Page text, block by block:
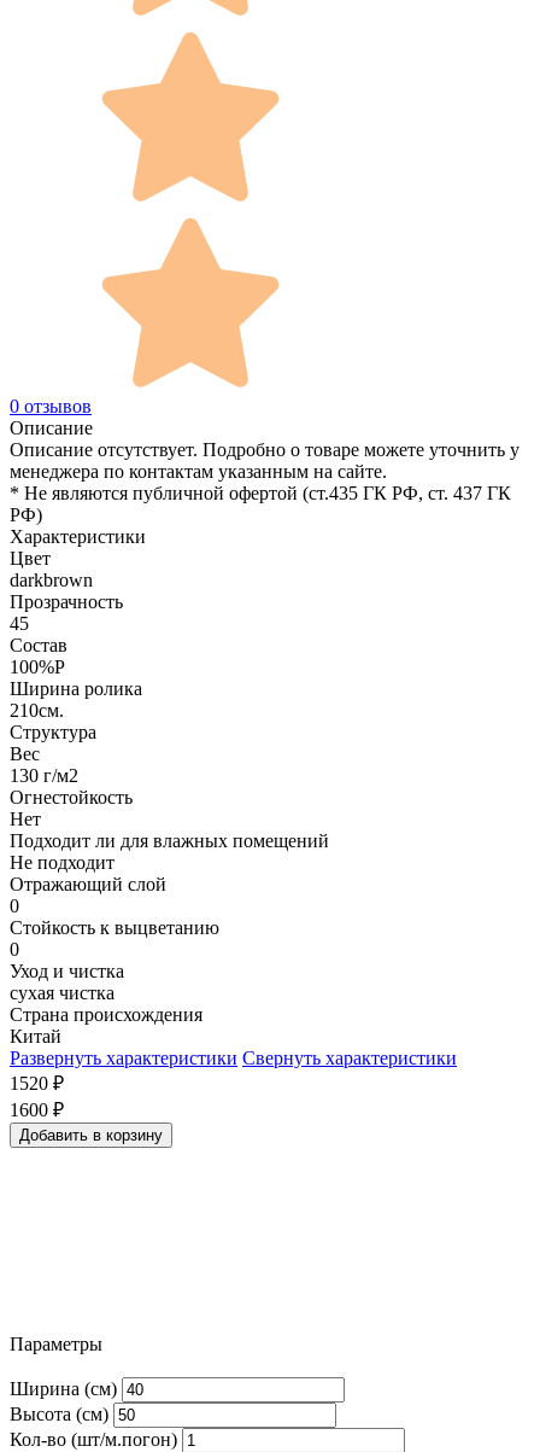
0 отзывов
Описание
Описание отсутствует. Подробно о товаре можете уточнить у
менеджера по контактам указанным на сайте.
* Не являются публичной офертой (ст.435 ГК РФ, cт. 437 ГК
РФ)
Характеристики
Цвет
darkbrown
Прозрачность
45
Состав
100%P
Ширина ролика
210см.
Структура
Вес
130 г/м2
Огнестойкость
Нет
Подходит ли для влажных помещений
Не подходит
Отражающий слой
0
Стойкость к выцветанию
0
Уход и чистка
сухая чистка
Страна происхождения
Китай
Развернуть характеристики Свернуть характеристики
1520 ₽
1600 ₽
Добавить в корзину
Параметры
Ширина (см)
Высота (см)
Кол-во (шт/м.погон)